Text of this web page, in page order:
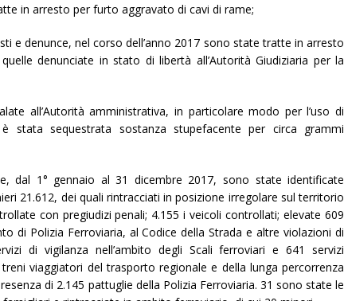
in arresto per furto aggravato di cavi di rame;
e denunce, nel corso dell’anno 2017 sono state tratte in arresto
denunciate in stato di libertà all’Autorità Giudiziaria per la
all’Autorità amministrativa, in particolare modo per l’uso di
stata sequestrata sostanza stupefacente per circa grammi
dal 1° gennaio al 31 dicembre 2017, sono state identificate
21.612, dei quali rintracciati in posizione irregolare sul territorio
con pregiudizi penali; 4.155 i veicoli controllati; elevate 609
di Polizia Ferroviaria, al Codice della Strada e altre violazioni di
di vigilanza nell’ambito degli Scali ferroviari e 641 servizi
viaggiatori del trasporto regionale e della lunga percorrenza
di 2.145 pattuglie della Polizia Ferroviaria. 31 sono state le